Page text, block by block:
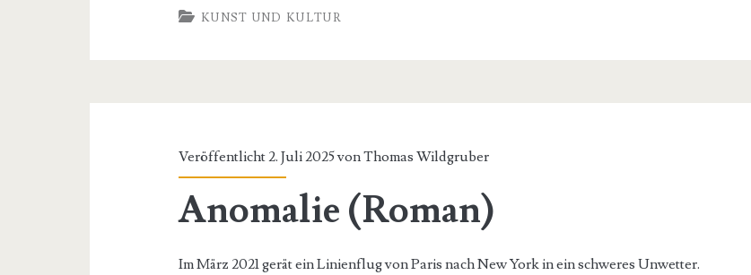
KUNST UND KULTUR
Veröffentlicht 2. Juli 2025 vonThomas Wildgruber
Anomalie (Roman)
Im März 2021 gerät ein Linienflug von Paris nach New York in ein schweres Unwetter.